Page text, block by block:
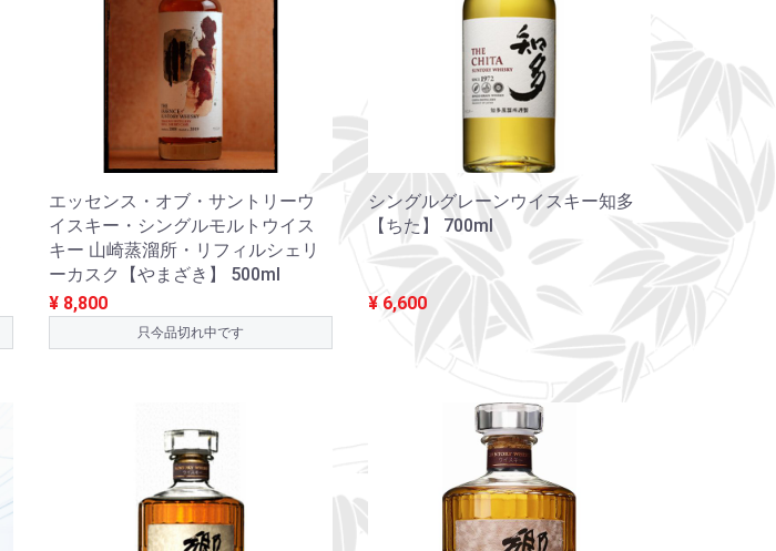
エッセンス・オブ・サントリーウ
イスキー・シングルモルトウイス
キー 山崎蒸溜所・リフィルシェリ
ーカスク【やまざき】 500ml
¥ 8,800
只今品切れ中です
シングルグレーンウイスキー知多
【ちた】 700ml
¥ 6,600